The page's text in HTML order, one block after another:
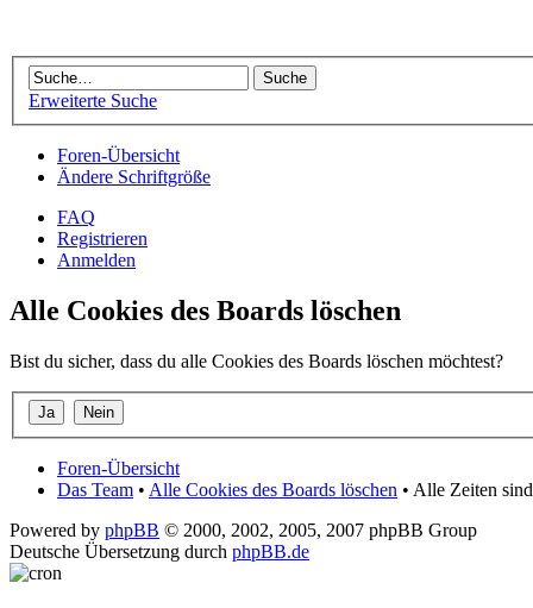
Erweiterte Suche
Foren-Übersicht
Ändere Schriftgröße
FAQ
Registrieren
Anmelden
Alle Cookies des Boards löschen
Bist du sicher, dass du alle Cookies des Boards löschen möchtest?
Foren-Übersicht
Das Team • Alle Cookies des Boards löschen • Alle Zeiten
Powered by phpBB © 2000, 2002, 2005, 2007 phpBB Group
Deutsche Übersetzung durch phpBB.de